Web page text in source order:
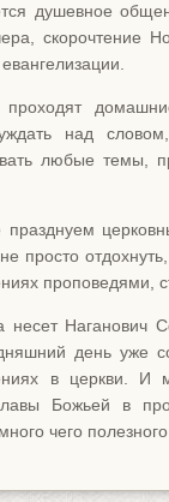
душевное
скорочтение
над
любые темы,
просто
проповедями,
несет Наганович
день уже
в церкви.
Божьей в
чего